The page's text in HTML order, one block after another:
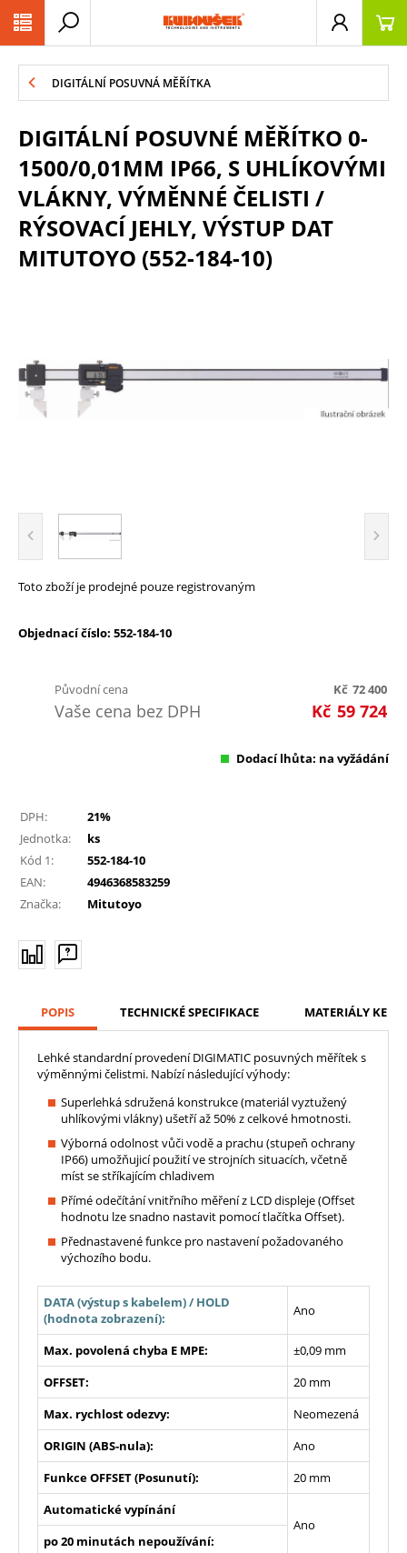
DIGITÁLNÍ POSUVNÁ MĚŘÍTKA
DIGITÁLNÍ POSUVNÉ MĚŘÍTKO 0-
1500/0,01MM IP66, S UHLÍKOVÝMI
VLÁKNY, VÝMĚNNÉ ČELISTI /
RÝSOVACÍ JEHLY, VÝSTUP DAT
MITUTOYO (552-184-10)
Toto zboží je prodejné pouze registrovaným
Objednací číslo: 552-184-10
Původní cena 72 400
Kč
Vaše cena bez DPH 59 724
Kč
Dodací lhůta: na vyžádání
DPH:
21%
Jednotka:
ks
Kód 1:
552-184-10
EAN:
4946368583259
Značka:
Mitutoyo
POPIS TECHNICKÉ SPECIFIKACE MATERIÁLY KE
Lehké standardní provedení DIGIMATIC posuvných měřítek s
výměnnými čelistmi. Nabízí následující výhody:
Superlehká sdružená konstrukce (materiál vyztužený
uhlíkovými vlákny) ušetří až 50% z celkové hmotnosti.
Výborná odolnost vůči vodě a prachu (stupeň ochrany
IP66) umožňujicí použití ve strojních situacích, včetně
míst se stříkajícím chladivem
Přímé odečítání vnitřního měření z LCD displeje (Offset
hodnotu lze snadno nastavit pomocí tlačítka Offset).
Přednastavené funkce pro nastavení požadovaného
výchozího bodu.
DATA (výstup s kabelem) / HOLD
(hodnota zobrazení):
Ano
Max. povolená chyba E MPE:
±0,09 mm
OFFSET:
20 mm
Max. rychlost odezvy:
Neomezená
ORIGIN (ABS-nula):
Ano
Funkce OFFSET (Posunutí):
20 mm
Automatické vypínání
Ano
po 20 minutách nepoužívání: